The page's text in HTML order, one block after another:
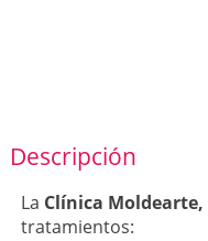
Descripción
La Clínica Moldearte,
tratamientos: